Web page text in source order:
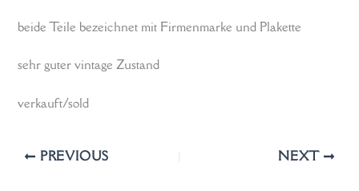
beide Teile bezeichnet mit Firmenmarke und Plakette
sehr guter vintage Zustand
verkauft/sold
PREVIOUS NEXT